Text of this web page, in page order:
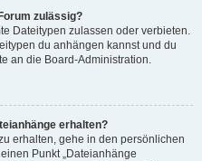
zulässig?
Dateitypen zulassen oder verbieten.
du anhängen kannst und du
an die Board-Administration.
erhalten?
erhalten, gehe in den persönlichen
Punkt „Dateianhänge